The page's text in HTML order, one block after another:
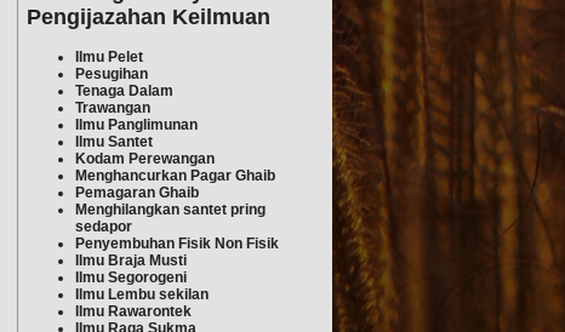
Pengijazahan Keilmuan
Ilmu Pelet
Pesugihan
Tenaga Dalam
Trawangan
Ilmu Panglimunan
Ilmu Santet
Kodam Perewangan
Menghancurkan Pagar Ghaib
Pemagaran Ghaib
Menghilangkan santet pring
sedapor
Penyembuhan Fisik Non Fisik
Ilmu Braja Musti
Ilmu Segorogeni
Ilmu Lembu sekilan
Ilmu Rawarontek
Ilmu Raga Sukma